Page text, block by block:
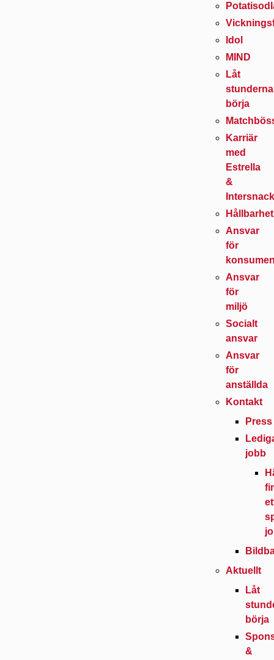
Idol
MIND
Låt
stunderna
börja
Karriär
med
Estrella
&
Hållbarhet
Ansvar
för
Ansvar
för
miljö
Socialt
ansvar
Ansvar
för
anställda
Kontakt
Press
jobb
Aktuellt
Låt
börja
&